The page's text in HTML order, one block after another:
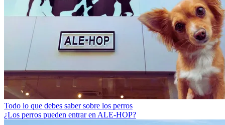
Todo lo que debes saber sobre los perros
¿Los perros pueden entrar en ALE-HOP?